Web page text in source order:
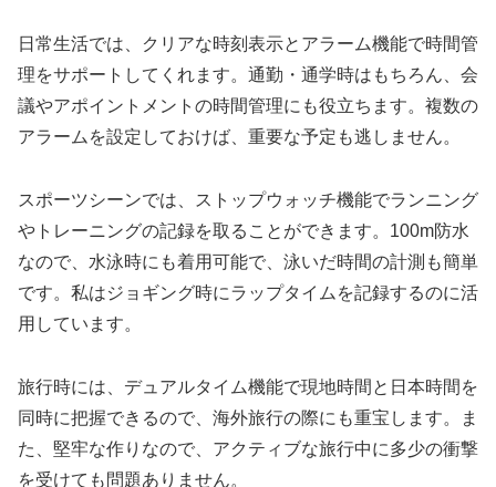
日常生活では、クリアな時刻表示とアラーム機能で時間管
理をサポートしてくれます。通勤・通学時はもちろん、会
議やアポイントメントの時間管理にも役立ちます。複数の
アラームを設定しておけば、重要な予定も逃しません。
スポーツシーンでは、ストップウォッチ機能でランニング
やトレーニングの記録を取ることができます。100m防水
なので、水泳時にも着用可能で、泳いだ時間の計測も簡単
です。私はジョギング時にラップタイムを記録するのに活
用しています。
旅行時には、デュアルタイム機能で現地時間と日本時間を
同時に把握できるので、海外旅行の際にも重宝します。ま
た、堅牢な作りなので、アクティブな旅行中に多少の衝撃
を受けても問題ありません。